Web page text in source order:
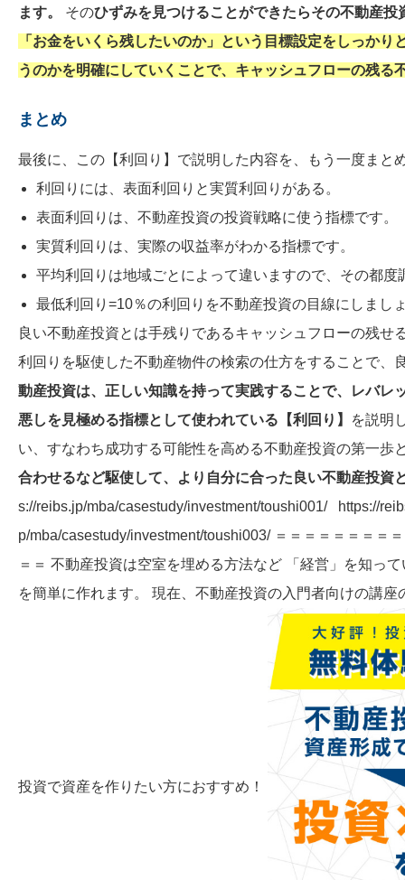
ます。
そのひずみを見つけることができたらその不動産
「 お金をいくら残したいのか」という目標設定をしっか
うのかを明確にしていくことで、キャッシュフローの残る
まとめ
最後に、この【利回り】で説明した内容を、もう一度まと
利回りには、表面利回りと実質利回りがある。
表面利回りは、不動産投資の投資戦略に使う指標です。
実質利回りは、実際の収益率がわかる指標です。
平均利回りは地域ごとによって違いますので、その都度
最低利回り=10％の利回りを不動産投資の目線にしまし
良い不動産投資とは手残りであるキャッシュフローの残
利回りを駆使した不動産物件の検索の仕方をすることで、
動産投資は、正しい知識を持って実践することで、レバレ
悪しを見極める指標として使われている【利回り】
を説明
い、すなわち成功する可能性を高める不動産投資の第一歩
合わせるなど駆使して、より自分に合った良い不動産投資
s://reibs.jp/mba/casestudy/investment/toushi001/ https://
p/mba/casestudy/investment/toushi003/ ＝＝＝＝＝＝＝＝
＝＝ 不動産投資は空室を埋める方法など 「経営」を知っ
を簡単に作れます。 現在、不動産投資の入門者向けの講
投資で資産を作りたい方におすすめ！